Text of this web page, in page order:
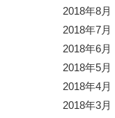
2018年8月
2018年7月
2018年6月
2018年5月
2018年4月
2018年3月